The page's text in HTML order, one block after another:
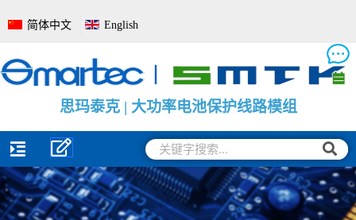
至
容
简体中文 English
思玛泰克 | 电池管理系统全面解决方案
思玛泰克 | 大功率电池保护线路模组
思玛泰克 | 电池电量监测保护板
搜
索
搜
索